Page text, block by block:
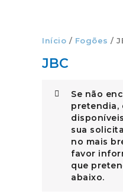
Início / Fogões /
JBC
Se não
pretendia,
sua
no mais
favor
que
abaixo.